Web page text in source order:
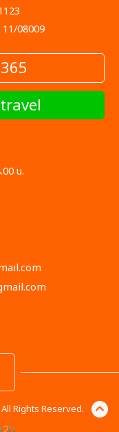
11/08009
น.
Rights Reserved.